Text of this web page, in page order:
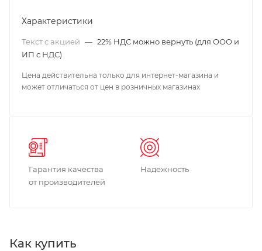
Характеристики
Текст с акцией — 22% НДС можно вернуть (для ООО и
ИП с НДС)
Цена действительна только для интернет-магазина и
может отличаться от цен в розничных магазинах
Гарантия качества
от производителей
Надежность
Как купить